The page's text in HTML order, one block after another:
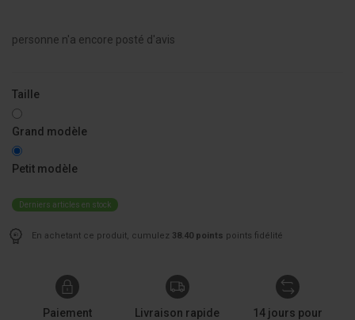
personne n'a encore posté d'avis
Taille
Grand modèle
Petit modèle
Derniers articles en stock
En achetant ce produit, cumulez 38.40 points points fidélité
Paiement
Livraison rapide
14 jours pour